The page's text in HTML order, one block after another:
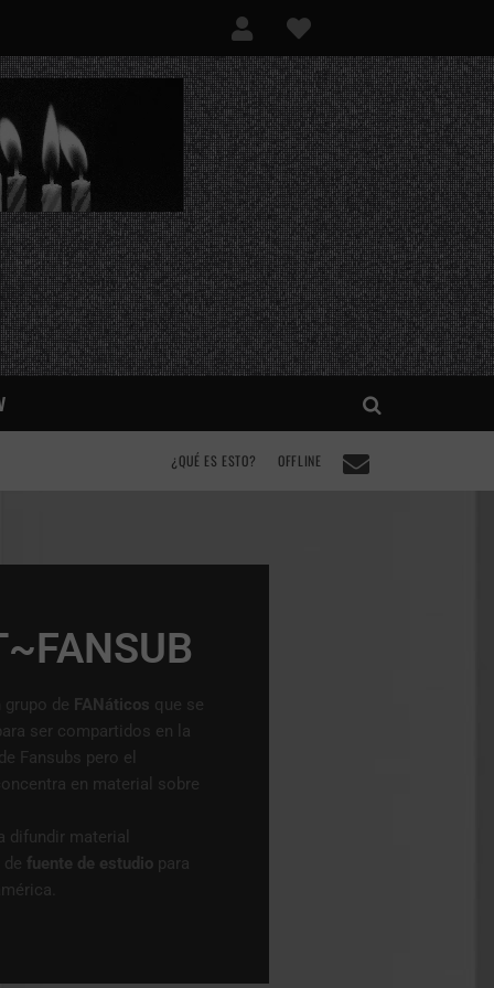
¿QUÉ ES ESTO? OFFLINE
grupo de FANáticos que se
ser compartidos en la
Fansubs pero el
en material sobre
difundir material
fuente de estudio para